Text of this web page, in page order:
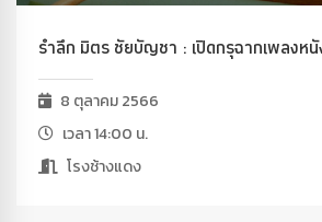
รำลึก มิตร ชัยบัญชา : เปิดกรุฉากเพลงห
8 ตุลาคม 2566
เวลา 14:00 น.
โรงช้างแดง